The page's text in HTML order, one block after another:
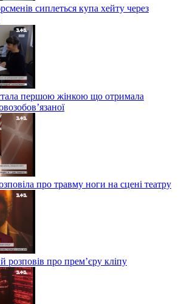
сиплеться купа хейту через
першою жінкою що отримала
про травму ноги на сцені театру
розповів про прем’єру кліпу